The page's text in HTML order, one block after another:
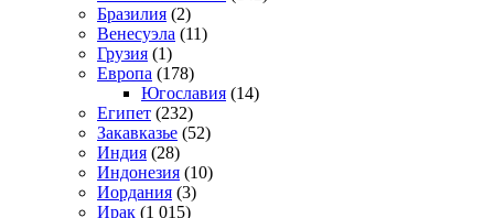
Бразилия (2)
Венесуэла (11)
Грузия (1)
Европа (178)
Югославия (14)
Египет (232)
Закавказье (52)
Индия (28)
Индонезия (10)
Иордания (3)
Ирак (1 015)